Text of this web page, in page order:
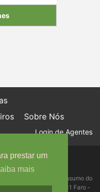
prestar um
mais
Sobre Nós
Login de Agentes
de Conflitos de Consumo do
da Penha, 8005-131 Faro -